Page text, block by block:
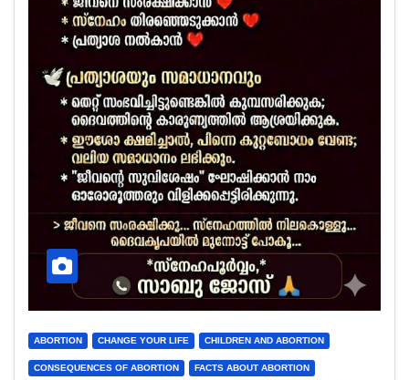
ABORTION CHANGE YOUR LIFE CHILDREN AND ABORTION
CONSEQUENCES OF ABORTION FACTS ABOUT ABORTION